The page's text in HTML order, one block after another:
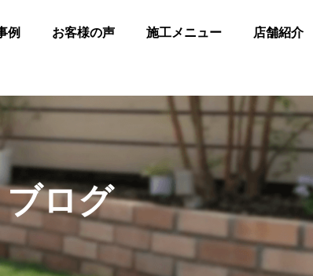
例 お客様の声 施工メニュー 店舗紹介
ブログ